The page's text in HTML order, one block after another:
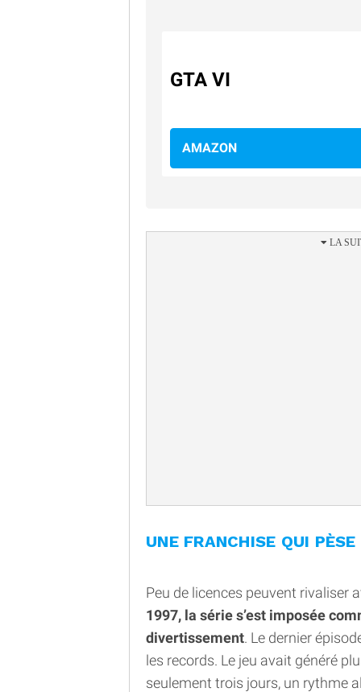
GTA VI
AMAZON
UNE FRANCHISE QUI
Peu de licences peuvent rivaliser
1997, la série s’est imposée
divertissement. Le dernier
les records. Le jeu avait généré
seulement trois jours, un rythme